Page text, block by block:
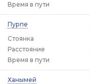
Время в пути
Пурпе
Стоянка
Расстояние
Время в пути
Ханымей